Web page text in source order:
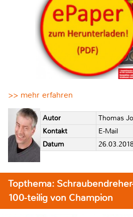
>> mehr erfahren
Autor
Thomas
Kontakt
E-Mail
Datum
Topthema:
100-teilig von Champion